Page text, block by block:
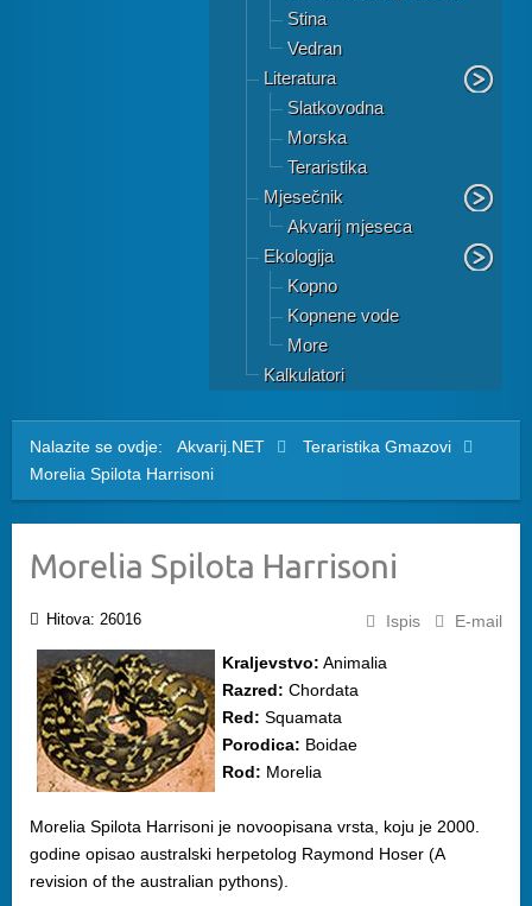
Stina
Vedran
Literatura
Slatkovodna
Morska
Teraristika
Mjesečnik
Akvarij mjeseca
Ekologija
Kopno
Kopnene vode
More
Kalkulatori
Nalazite se ovdje: Akvarij.NET Teraristika Gmazovi
Morelia Spilota Harrisoni
Morelia Spilota Harrisoni
Ispis E-mail
Hitova: 26016
Kraljevstvo: Animalia
Razred: Chordata
Red: Squamata
Porodica: Boidae
Rod: Morelia
Morelia Spilota Harrisoni je novoopisana vrsta, koju je 2000.
godine opisao australski herpetolog Raymond Hoser (A
revision of the australian pythons).